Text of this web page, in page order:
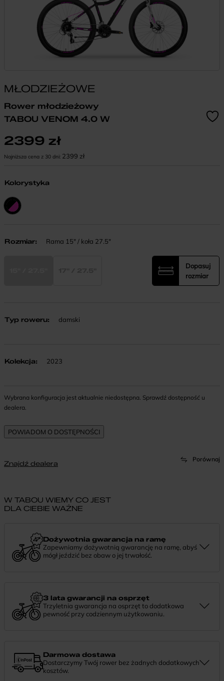
MŁODZIEŻOWE
Rower młodzieżowy
TABOU VENOM 4.0 W
2399 zł
Najniższa cena z 30 dni: 2399 zł
Kolorystyka
Rozmiar: Rama 15" / koła 27.5"
Dopasuj
rozmiar
Typ roweru: damski
Kolekcja: 2023
Wybrana konfiguracja jest aktualnie niedostępna. Sprawdź dostępność u
dealera.
Porównaj
Znajdź dealera
W TABOU WIEMY CO JEST
DLA CIEBIE WAŻNE
Dożywotnia gwarancja na ramę
Zapewniamy dożywotnią gwarancję na ramę, abyś
mógł jeździć bez obaw o jej trwałość.
chętnie pomożemy.3 lata gwarancji na osprzęt
Trzyletnia gwarancja na osprzęt to dodatkowa
pewność przy codziennym użytkowaniu.
Darmowa dostawa
Dostarczymy Twój rower bez żadnych dodatkowych
kosztów.